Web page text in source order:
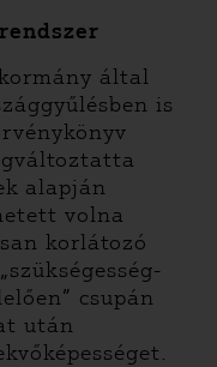
által
is
alapján
volna
korlátozó
csupán
után